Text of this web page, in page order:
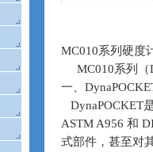
MC010系列硬度
MC010系列（
一、
DynaPOCKET
ASTM A956 和
式部件，甚至对